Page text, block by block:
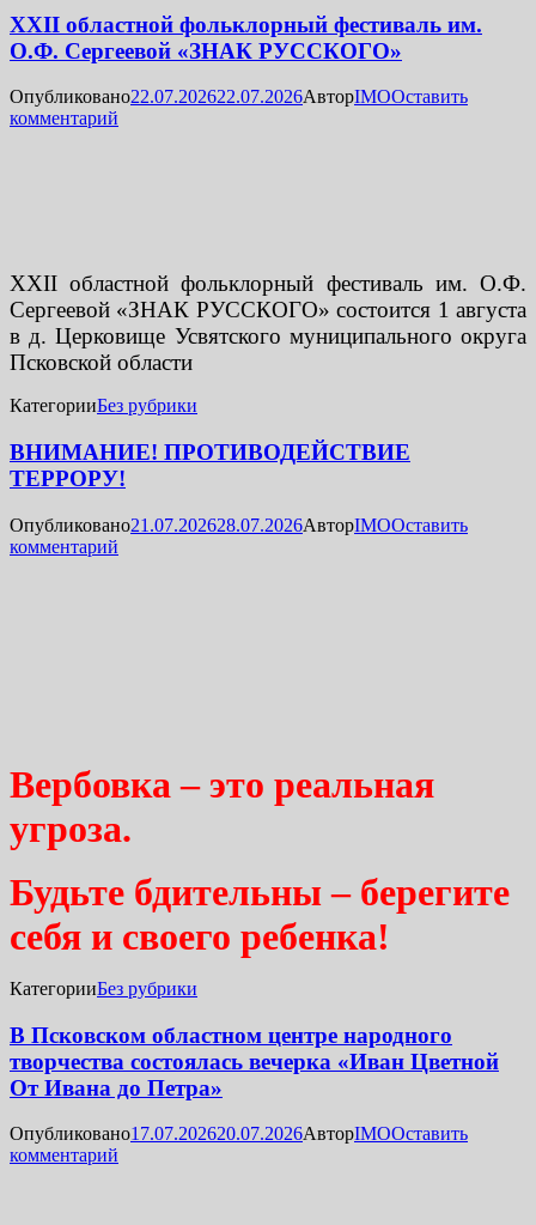
XXII областной фольклорный фестиваль им.
О.Ф. Сергеевой «ЗНАК РУССКОГО»
Опубликовано22.07.202622.07.2026АвторIMOОставить
комментарий
XXII областной фольклорный фестиваль им. О.Ф.
Сергеевой «ЗНАК РУССКОГО» состоится 1 августа
в д. Церковище Усвятского муниципального округа
Псковской области
КатегорииБез рубрики
ВНИМАНИЕ! ПРОТИВОДЕЙСТВИЕ
ТЕРРОРУ!
Опубликовано21.07.202628.07.2026АвторIMOОставить
комментарий
Вербовка – это реальная
угроза.
Будьте бдительны – берегите
себя и своего ребенка!
КатегорииБез рубрики
В Псковском областном центре народного
творчества состоялась вечерка «Иван Цветной
От Ивана до Петра»
Опубликовано17.07.202620.07.2026АвторIMOОставить
комментарий